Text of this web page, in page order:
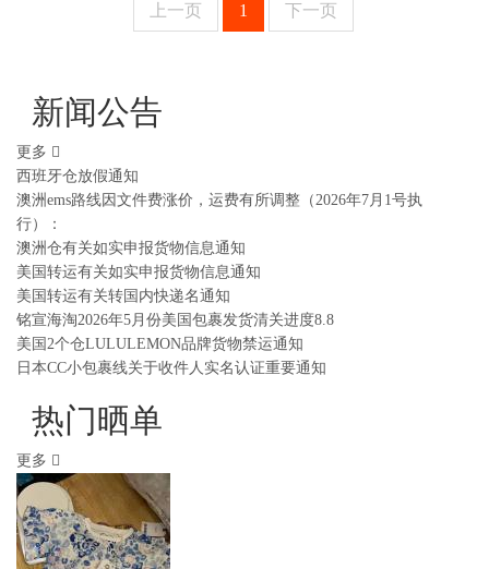
上一页 1 下一页
新闻公告
更多
西班牙仓放假通知
澳洲ems路线因文件费涨价，运费有所调整（2026年7月1号执
行）：
澳洲仓有关如实申报货物信息通知
美国转运有关如实申报货物信息通知
美国转运有关转国内快递名通知
铭宣海淘2026年5月份美国包裹发货清关进度8.8
美国2个仓LULULEMON品牌货物禁运通知
日本CC小包裹线关于收件人实名认证重要通知
热门晒单
更多